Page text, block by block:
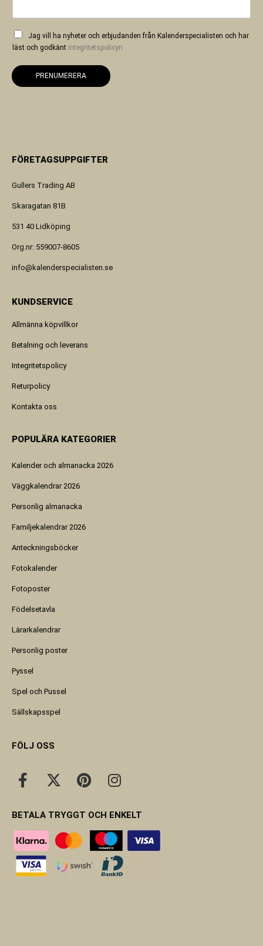
Jag vill ha nyheter och erbjudanden från Kalenderspecialisten och har
läst och godkänt integritetspolicyn
PRENUMERERA
FÖRETAGSUPPGIFTER
Gullers Trading AB
Skaragatan 81B
531 40 Lidköping
Org.nr: 559007-8605
info@kalenderspecialisten.se
KUNDSERVICE
Allmänna köpvillkor
Betalning och leverans
Integritetspolicy
Returpolicy
Kontakta oss
POPULÄRA KATEGORIER
Kalender och almanacka 2026
Väggkalendrar 2026
Personlig almanacka
Familjekalendrar 2026
Anteckningsböcker
Fotokalender
Fotoposter
Födelsetavla
Lärarkalendrar
Personlig poster
Pyssel
Spel och Pussel
Sällskapsspel
FÖLJ OSS
BETALA TRYGGT OCH ENKELT